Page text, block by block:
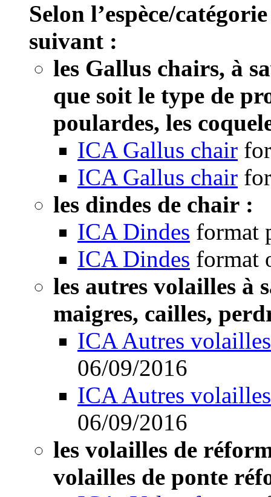
Selon l’espèce/
suivant :
les Gallus chairs, à
que soit le type de
poulardes, les
ICA Gallus chair
ICA Gallus chair
les dindes de chair :
ICA Dindes format
ICA Dindes format
les autres volailles à
maigres, cailles,
ICA Autres volailles
06/09/2016
ICA Autres volailles
06/09/2016
les volailles de
volailles de ponte